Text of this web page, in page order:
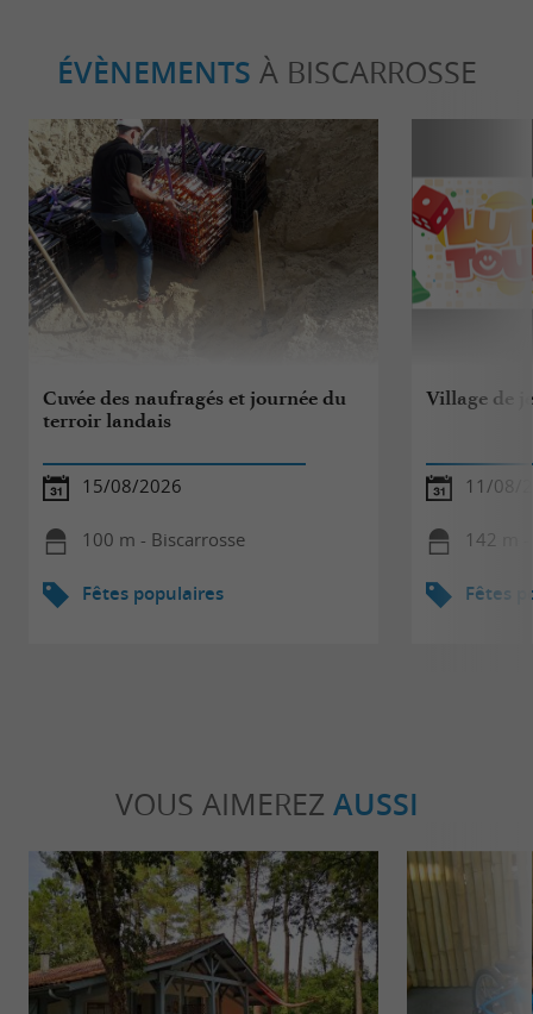
ÉVÈNEMENTS À BISCARROSSE
Cuvée des naufragés et journée du
terroir landais
15/08/2026
100 m - Biscarrosse
Fêtes populaires
Village de
11/08/
142 m
Fêtes
VOUS AIMEREZ AUSSI